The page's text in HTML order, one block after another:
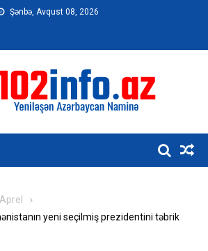
Şənbə, Avqust 08, 2026
Aprel
yeni seçilmiş prezidentini təbrik